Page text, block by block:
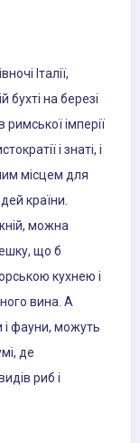
Італії,
бухті на березі
римської імперії
і знаті, і
місцем для
країни.
можна
що б
кухнею і
вина. А
і фауни, можуть
де
риб і